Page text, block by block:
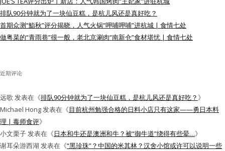
水区
公会活动
私家厨房
排队90分钟就为了一块仙豆糕，是杭儿风还是真好吃？
首期众测“鮨秋”评分揭晓，人气火锅“呷哺呷哺”进杭城 | 食情七处
做粤菜的“青雨巷”很一般，老北京涮肉“南新仓”食材堪忧 | 食情七处
近期评论
远歌 发表在《排队90分钟就为了一块仙豆糕，是杭儿风还是真好吃？ 》
Michael Hong发表在《目前杭州勉强合格的日料小店只有这家——勇日本料
理 | 毒师食评》
小文栗子发表在《日本和牛还是澳洲和牛？被“御牛道”绕得有些晕…》
谢耳朵游西湖 发表在《“黑珍珠”？中国的米其林？汉舍小馆或许可以说明一些